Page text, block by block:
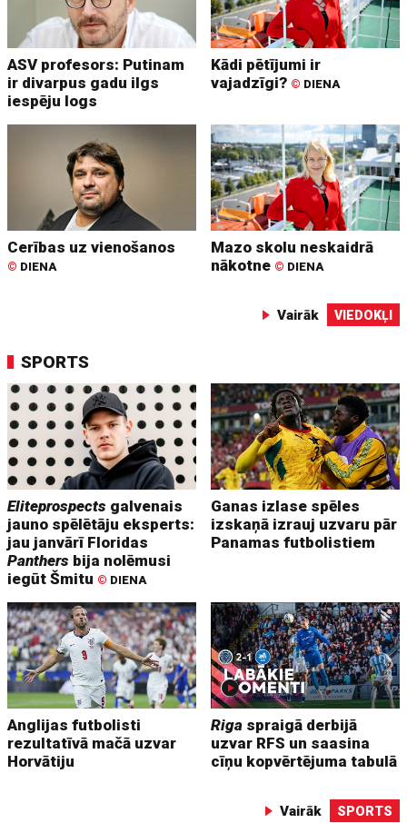
ASV profesors: Putinam
ir divarpus gadu ilgs
iespēju logs
Kādi pētījumi ir
vajadzīgi? © DIENA
Cerības uz vienošanos
© DIENA
Mazo skolu neskaidrā
nākotne © DIENA
Vairāk VIEDOKĻI
SPORTS
Eliteprospects galvenais
jauno spēlētāju eksperts:
jau janvārī Floridas
Panthers bija nolēmusi
iegūt Šmitu © DIENA
Ganas izlase spēles
izskaņā izrauj uzvaru pār
Panamas futbolistiem
Anglijas futbolisti
rezultatīvā mačā uzvar
Horvātiju
Riga spraigā derbijā
uzvar RFS un saasina
cīņu kopvērtējuma tabulā
Vairāk SPORTS